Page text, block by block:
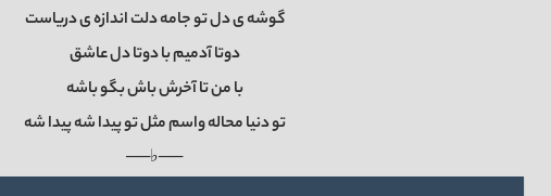
گوشه ی دل تو جامه دلت اندازه ی دریاست
دوتا آدمیم با دوتا دل عاشق
با من تا آخرش باش بگو باشه
تو دنیا محاله واسم مثل تو پیدا شه پیدا شه
──♭──